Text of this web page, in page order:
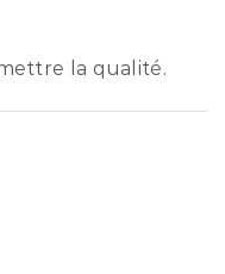
la qualité.